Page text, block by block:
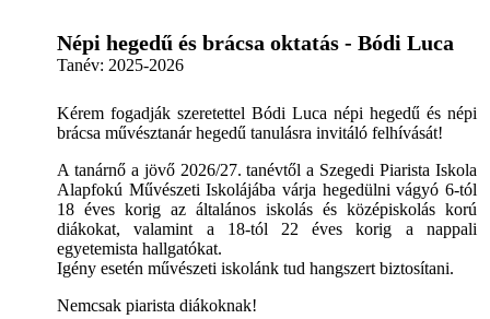
Népi hegedű és brácsa oktatás - Bódi Luca
Tanév: 2025-2026
Kérem fogadják szeretettel Bódi Luca népi hegedű és népi
brácsa művésztanár hegedű tanulásra invitáló felhívását!
A tanárnő a jövő 2026/27. tanévtől a Szegedi Piarista Iskola
Alapfokú Művészeti Iskolájába várja hegedülni vágyó 6-tól
18 éves korig az általános iskolás és középiskolás korú
diákokat, valamint a 18-tól 22 éves korig a nappali
egyetemista hallgatókat.
Igény esetén művészeti iskolánk tud hangszert biztosítani.
Nemcsak piarista diákoknak!